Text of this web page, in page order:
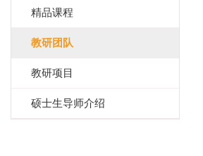
精品课程
教研团队
教研项目
硕士生导师介绍